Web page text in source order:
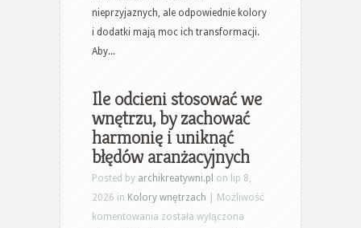
wnętrze
kolorami
plan
na
przytulną
przestrzeń
nieprzyjaznych, ale odpowiednie kolory
i dodatki mają moc ich transformacji.
Aby...
Ile odcieni stosować we
wnętrzu, by zachować
harmonię i uniknąć
błędów aranżacyjnych
Posted by archikreatywni.pl on lip 8,
2026 in Kolory wnętrzach
Możliwość
komentowania Ile
została wyłączona